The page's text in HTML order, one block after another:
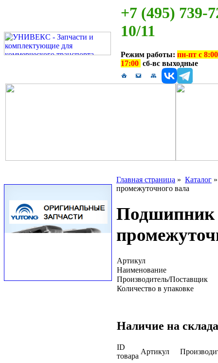
+7 (495) 739-
10/11
Режим работы: пн-пт с
17:00 сб-вс выходные
Главная страница » Каталог
промежуточного вала
Подшипник
Артикул
Наименование
Производитель/Поставщик
Количество в упаковке
Наличие на
ID
товара
Артикул